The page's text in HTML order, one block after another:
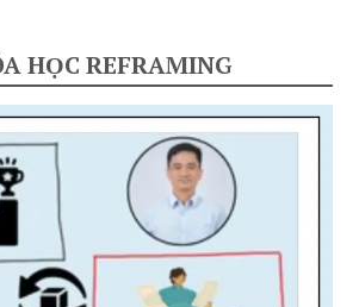
HỌC REFRAMING